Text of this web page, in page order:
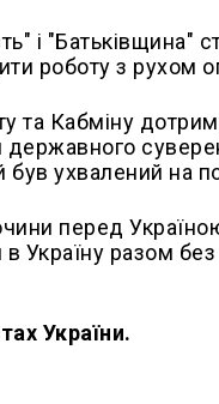
і "Батьківщина"
роботу з рухом
та Кабміну
був ухвалений на
перед
Україну разом
України.